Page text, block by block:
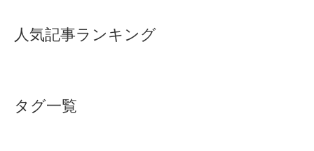
人気記事ランキング
タグ一覧